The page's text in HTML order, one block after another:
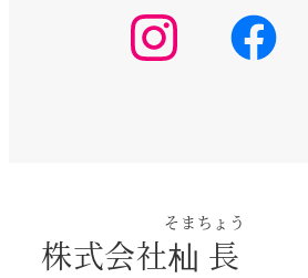
株式会社杣長
そまちょう